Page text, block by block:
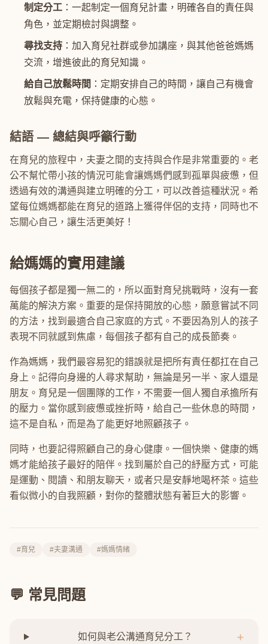
制定分工 ：一起制定一個育兒計畫，明確各自的責任與
角色，並定期檢討與調整。
尋找支持 ：加入育兒社群或參加講座，與其他爸爸媽媽
交流，增進彼此的育兒知識。
給自己放鬆時間 ：定期安排自己的時間，讓自己有機會
放鬆與充電，保持健康的心態。
結語 — 總結與呼籲行動
在育兒的旅程中，夫妻之間的支持與合作是非常重要的。老
公不幫忙帶小孩的情況可能會讓媽媽們感到孤單與疲憊，但
透過有效的溝通與建立明確的分工，可以改善這種狀況。希
望每位媽媽都能在育兒的道路上獲得伴侶的支持，同時也不
忘關心自己，讓生活更美好！
給媽媽的實用建議
每個孩子都是獨一無二的，所以面對育兒挑戰時，沒有一套
萬能的解決方案。重要的是保持開放的心態，願意嘗試不同
的方法，找到最適合自己家庭的方式。不要因為別人的孩子
表現不同就感到焦慮，每個孩子都有自己的成長節奏。
作為媽媽，我們最容易犯的錯誤就是把所有責任都扛在自己
身上。記得向身邊的人尋求幫助，無論是另一半、家人還是
朋友。育兒是一個團隊的工作，不需要一個人獨自承擔所有
的壓力。當你感到疲憊或挫折時，給自己一些休息的時間，
這不是自私，而是為了能更好地照顧孩子。
同時，也要記得照顧自己的身心健康。一個快樂、健康的媽
媽才能給孩子最好的陪伴。找到屬於自己的紓壓方式，可能
是運動、閱讀、和朋友聊天，或者只是安靜地喝杯茶。這些
看似微小的自我照顧，對你的整體狀態有著巨大的影響。
#育兒 #夫妻溝通 #媽媽情緒
💬 常見問題
如何與老公溝通育兒分工？ +